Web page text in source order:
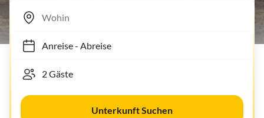
Anreise- Abreise
Unterkunft Suchen